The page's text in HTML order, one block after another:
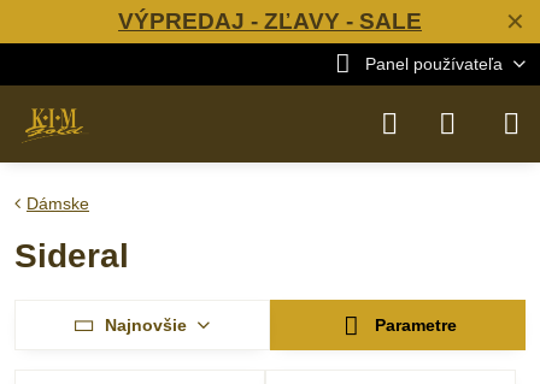
✕
VÝPREDAJ - ZĽAVY - SALE
Panel používateľa
Dámske
Sideral
Najnovšie Parametre